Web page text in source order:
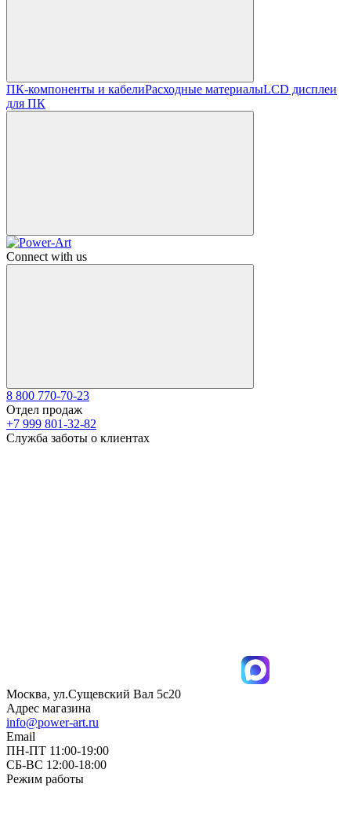
ПК-компоненты и кабелиРасходные материалыLCD дисплеи
для ПК
Connect with us
8 800 770-70-23
Отдел продаж
+7 999 801-32-82
Служба заботы о клиентах
Москва, ул.Сущевский Вал 5с20
Адрес магазина
info@power-art.ru
Email
ПН-ПТ 11:00-19:00
СБ-ВС 12:00-18:00
Режим работы